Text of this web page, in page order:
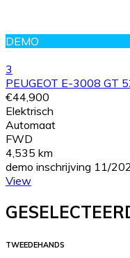
DEMO
3
PEUGEOT E-3008 GT
€44,900
Elektrisch
Automaat
FWD
4,535 km
demo inschrijving 11/
View
TWEEDEHANDS